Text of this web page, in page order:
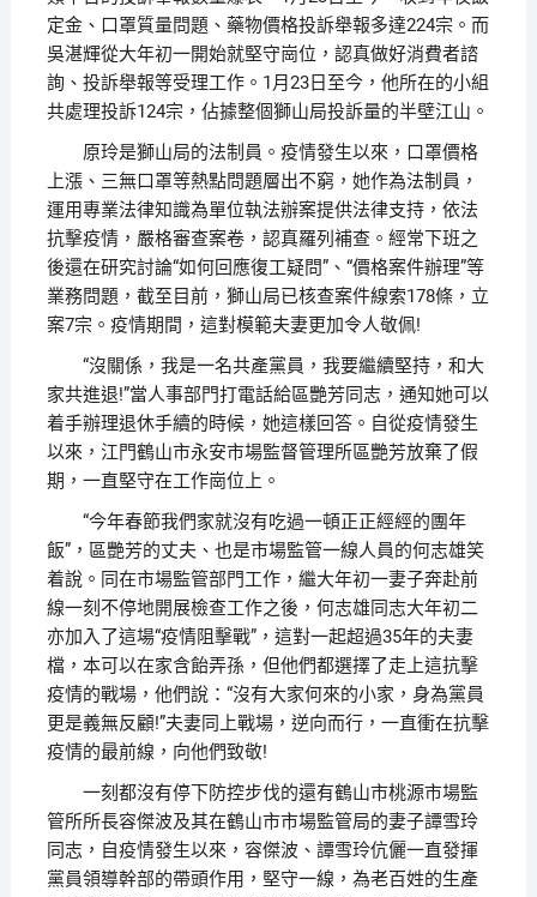
定金、口罩質量問題、藥物價格投訴舉報多達224宗。而
吳湛輝從大年初一開始就堅守崗位，認真做好消費者諮
詢、投訴舉報等受理工作。1月23日至今，他所在的小組
共處理投訴124宗，佔據整個獅山局投訴量的半壁江山。
原玲是獅山局的法制員。疫情發生以來，口罩價格
上漲、三無口罩等熱點問題層出不窮，她作為法制員，
運用專業法律知識為單位執法辦案提供法律支持，依法
抗擊疫情，嚴格審查案卷，認真羅列補查。經常下班之
後還在研究討論“如何回應復工疑問”、“價格案件辦理”等
業務問題，截至目前，獅山局已核查案件線索178條，立
案7宗。疫情期間，這對模範夫妻更加令人敬佩!
“沒關係，我是一名共產黨員，我要繼續堅持，和大
家共進退!”當人事部門打電話給區艷芳同志，通知她可以
着手辦理退休手續的時候，她這樣回答。自從疫情發生
以來，江門鶴山市永安市場監督管理所區艷芳放棄了假
期，一直堅守在工作崗位上。
“今年春節我們家就沒有吃過一頓正正經經的團年
飯”，區艷芳的丈夫、也是市場監管一線人員的何志雄笑
着說。同在市場監管部門工作，繼大年初一妻子奔赴前
線一刻不停地開展檢查工作之後，何志雄同志大年初二
亦加入了這場“疫情阻擊戰”，這對一起超過35年的夫妻
檔，本可以在家含飴弄孫，但他們都選擇了走上這抗擊
疫情的戰場，他們說：“沒有大家何來的小家，身為黨員
更是義無反顧!”夫妻同上戰場，逆向而行，一直衝在抗擊
疫情的最前線，向他們致敬!
一刻都沒有停下防控步伐的還有鶴山市桃源市場監
管所所長容傑波及其在鶴山市市場監管局的妻子譚雪玲
同志，自疫情發生以來，容傑波、譚雪玲伉儷一直發揮
黨員領導幹部的帶頭作用，堅守一線，為老百姓的生產